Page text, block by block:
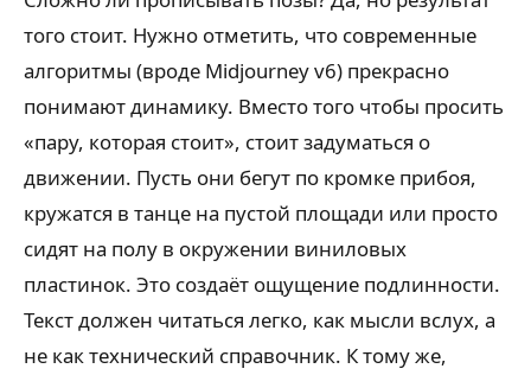
того стоит. Нужно отметить, что современные
алгоритмы (вроде Midjourney v6) прекрасно
понимают динамику. Вместо того чтобы просить
«пару, которая стоит», стоит задуматься о
движении. Пусть они бегут по кромке прибоя,
кружатся в танце на пустой площади или просто
сидят на полу в окружении виниловых
пластинок. Это создаёт ощущение подлинности.
Текст должен читаться легко, как мысли вслух, а
не как технический справочник. К тому же,